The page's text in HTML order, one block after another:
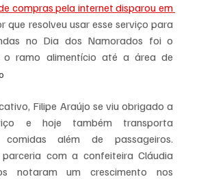
compras pela internet disparou em
que resolveu usar esse serviço para
no Dia dos Namorados foi o
o ramo alimentício até a área de
Filipe Araújo se viu obrigado a
e hoje também transporta
além de passageiros.
com a confeiteira Cláudia
notaram um crescimento nos